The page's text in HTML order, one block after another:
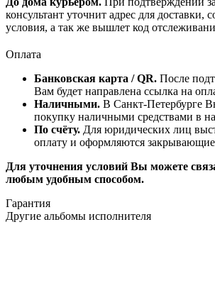
консультант уточнит адрес для доставки,
условия, а так же вышлет код
Оплата
Банковская карта / QR. После
Вам будет направлена ссылка на
Наличными. В Санкт-Петербурге
покупку наличными средствами в
По счёту. Для юридических лиц
оплату и оформляются
Для уточнения условий Вы можете
любым удобным способом.
Гарантия
Другие альбомы исполнителя